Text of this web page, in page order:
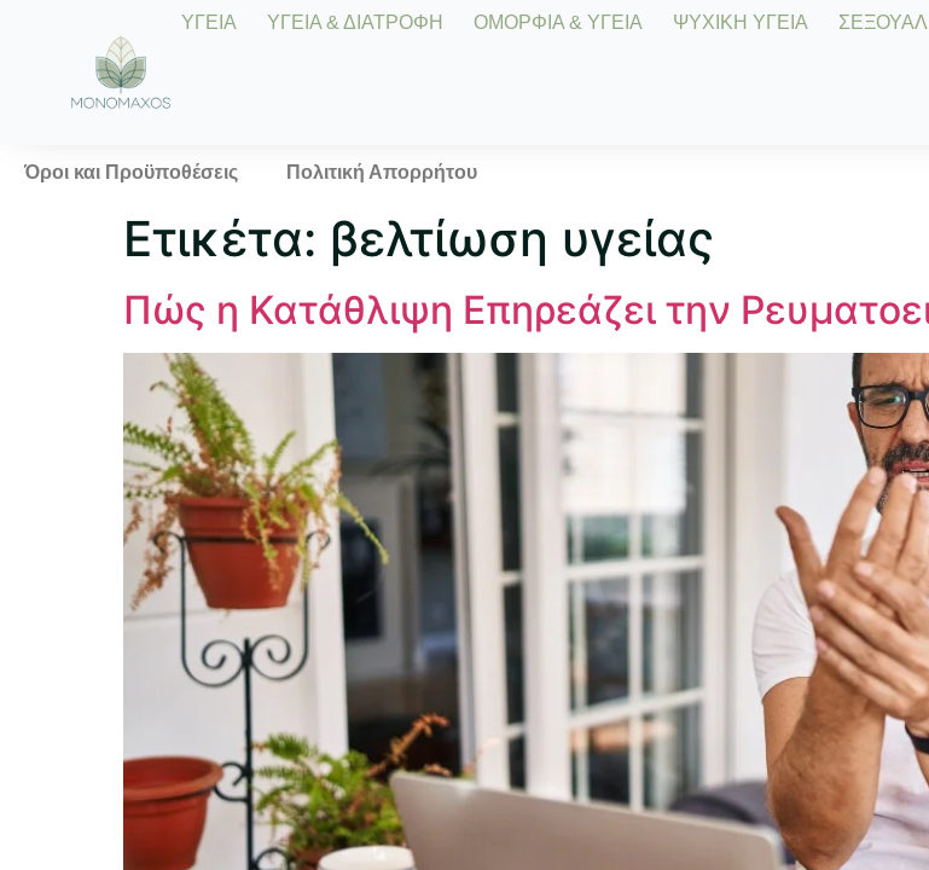
ΥΓΕΙΑ ΥΓΕΙΑ & ΔΙΑΤΡΟΦΗ ΟΜΟΡΦΙΑ & ΥΓΕΙΑ ΨΥΧΙΚΗ ΥΓΕΙΑ
Όροι και Προϋποθέσεις Πολιτική Απορρήτου
Ετικέτα: βελτίωση υγείας
Πώς η Κατάθλιψη Επηρεάζει την